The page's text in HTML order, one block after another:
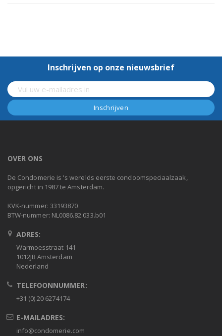
Inschrijven op onze nieuwsbrief
OVER ONS
De Condomerie is 's werelds eerste condoomspeciaalzaak,
opgericht in 1987 te Amsterdam.
KVK-nummer: 33193870
BTW-nummer: NL0086.82.033.b01
ADRES:
Warmoesstraat 141
1012JB Amsterdam
Nederland
TELEFOONNUMMER:
+31 (0) 20 6274174
E-MAILADRES:
info@condomerie.com